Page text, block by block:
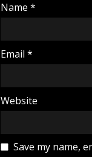
Name *
Email *
Website
Save my name,